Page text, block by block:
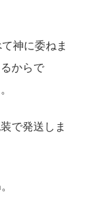
神に委ねま
からで
で発送しま